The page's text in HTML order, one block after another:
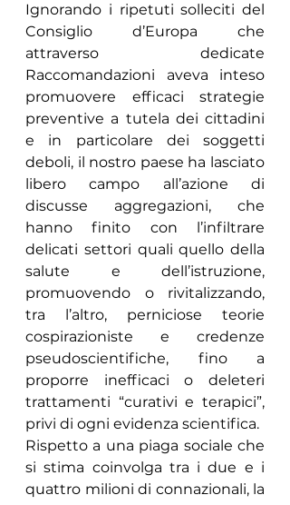
Ignorando i ripetuti solleciti del
Consiglio d’Europa che
attraverso dedicate
Raccomandazioni aveva inteso
promuovere efficaci strategie
preventive a tutela dei cittadini
e in particolare dei soggetti
deboli, il nostro paese ha lasciato
libero campo all’azione di
discusse aggregazioni, che
hanno finito con l’infiltrare
delicati settori quali quello della
salute e dell’istruzione,
promuovendo o rivitalizzando,
tra l’altro, perniciose teorie
cospirazioniste e credenze
pseudoscientifiche, fino a
proporre inefficaci o deleteri
trattamenti “curativi e terapici”,
privi di ogni evidenza scientifica.
Rispetto a una piaga sociale che
si stima coinvolga tra i due e i
quattro milioni di connazionali, la